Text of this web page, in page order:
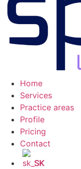
Home
Services
Practice areas
Profile
Pricing
Contact
SK